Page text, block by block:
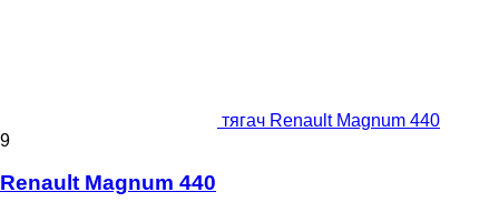
тягач Renault Magnum 440
9
Renault Magnum 440